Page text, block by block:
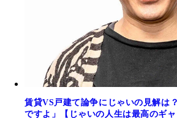
賃貸VS戸建て論争にじゃいの見解は
ですよ」【じゃいの人生は最高のギ